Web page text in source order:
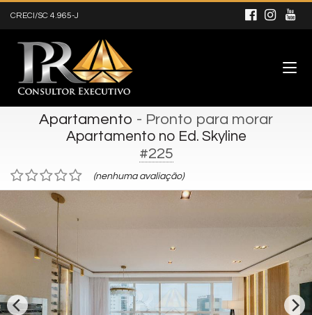
CRECI/SC 4.965-J
Apartamento - Pronto para morar
Apartamento no Ed. Skyline
#225
(nenhuma avaliação)